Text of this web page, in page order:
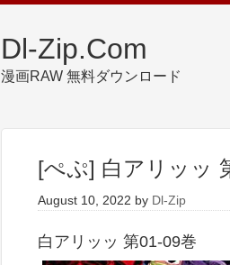
Dl-Zip.Com
漫画RAW 無料ダウンロード
[ぺぷ] 白アリッッ
August 10, 2022 by Dl-Zip
白アリッッ 第01-09巻